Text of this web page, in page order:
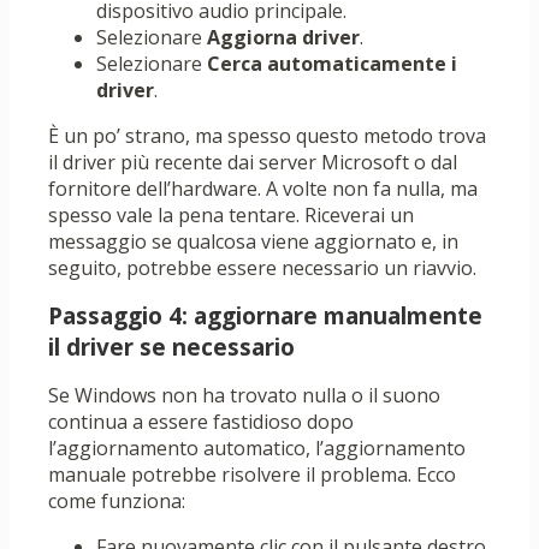
dispositivo audio principale.
Selezionare Aggiorna driver.
Selezionare Cerca automaticamente i
driver.
È un po’ strano, ma spesso questo metodo trova
il driver più recente dai server Microsoft o dal
fornitore dell’hardware. A volte non fa nulla, ma
spesso vale la pena tentare. Riceverai un
messaggio se qualcosa viene aggiornato e, in
seguito, potrebbe essere necessario un riavvio.
Passaggio 4: aggiornare manualmente
il driver se necessario
Se Windows non ha trovato nulla o il suono
continua a essere fastidioso dopo
l’aggiornamento automatico, l’aggiornamento
manuale potrebbe risolvere il problema. Ecco
come funziona: